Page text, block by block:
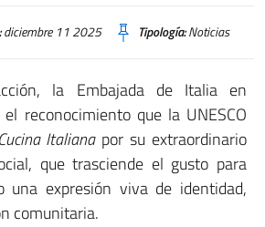
diciembre 11 2025 Tipología:Noticias
la Embajada de Italia en
reconocimiento que la UNESCO
Cucina Italianapor su extraordinario
que trasciende el gusto para
una expresión viva de identidad,
comunitaria.